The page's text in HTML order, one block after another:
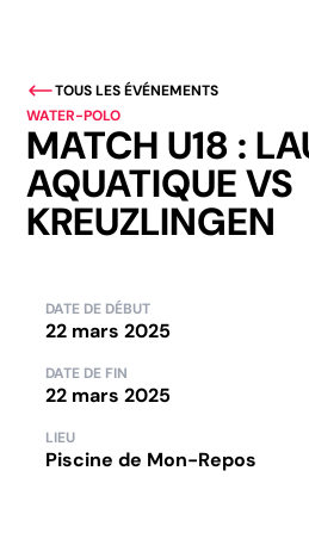
TOUS LES ÉVÉNEMENTS
WATER-POLO
MATCH U18 :
AQUATIQUE VS
KREUZLINGEN
DATE DE DÉBUT
22 mars 2025
DATE DE FIN
22 mars 2025
LIEU
Piscine de Mon-Repos